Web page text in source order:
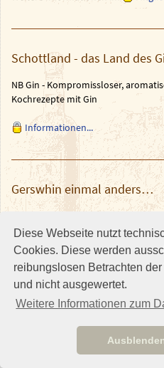
Diese Webseite nutzt
Cookies. Diese werden
reibungslosen Betrachten
und nicht ausgewertet.
Weitere Informationen zum
Schottland - das Land des
NB Gin - Kompromissloser,
Kochrezepte mit Gin
Informationen...
Gerswhin einmal anders…
Unsere Musiker Wolfgang Weth &
herausgebracht.
Weitere Informationen in den
© The Scotch Single Malt Circle •Lang may